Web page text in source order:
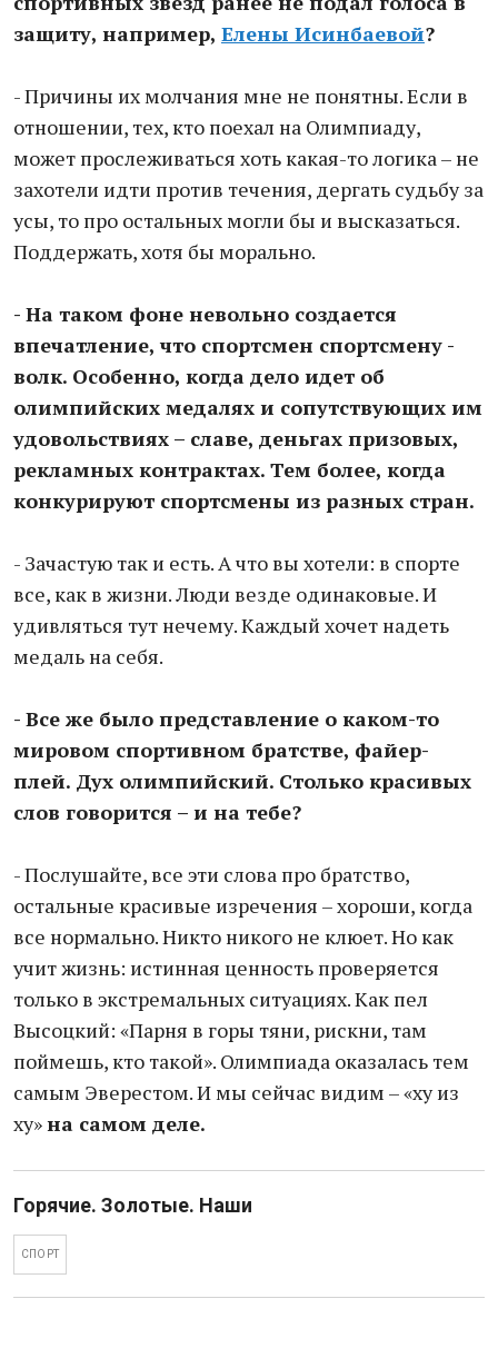
защиту, например, Елены Исинбаевой?
- Причины их молчания мне не понятны. Если в
отношении, тех, кто поехал на Олимпиаду,
может прослеживаться хоть какая-то логика – не
захотели идти против течения, дергать судьбу за
усы, то про остальных могли бы и высказаться.
Поддержать, хотя бы морально.
- На таком фоне невольно создается
впечатление, что спортсмен спортсмену -
волк. Особенно, когда дело идет об
олимпийских медалях и сопутствующих им
удовольствиях – славе, деньгах призовых,
рекламных контрактах. Тем более, когда
конкурируют спортсмены из разных стран.
- Зачастую так и есть. А что вы хотели: в спорте
все, как в жизни. Люди везде одинаковые. И
удивляться тут нечему. Каждый хочет надеть
медаль на себя.
- Все же было представление о каком-то
мировом спортивном братстве, файер-
плей. Дух олимпийский. Столько красивых
слов говорится – и на тебе?
- Послушайте, все эти слова про братство,
остальные красивые изречения – хороши, когда
все нормально. Никто никого не клюет. Но как
учит жизнь: истинная ценность проверяется
только в экстремальных ситуациях. Как пел
Высоцкий: «Парня в горы тяни, рискни, там
поймешь, кто такой». Олимпиада оказалась тем
самым Эверестом. И мы сейчас видим – «ху из
ху»на самом деле.
Горячие. Золотые. Наши
СПОРТ